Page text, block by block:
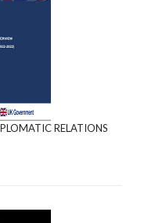
RELATIONS